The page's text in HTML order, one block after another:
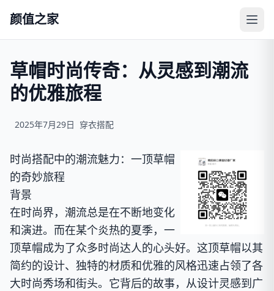
颜值之家
草帽时尚传奇：从灵感到潮流
的优雅旅程
2025年7月29日 穿衣搭配
时尚搭配中的潮流魅力：一顶草帽
的奇妙旅程
背景
在时尚界，潮流总是在不断地变化
和演进。而在某个炎热的夏季，一
顶草帽成为了众多时尚达人的心头好。这顶草帽以其
简约的设计、独特的材质和优雅的风格迅速占领了各
大时尚秀场和街头。它背后的故事，从设计灵感到广